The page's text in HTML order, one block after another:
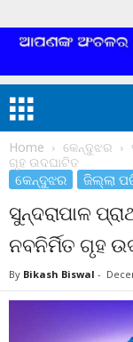
Home କେନ୍ଦୁଝର
ଗୃହ ଉଦଘାଟିତ
କେନ୍ଦୁଝର ଜିଲ୍ଲା
ସୁନ୍ଦରାପାଳ
ନବନିର୍ମିତ ଗୃହ
By Bikash Biswal -